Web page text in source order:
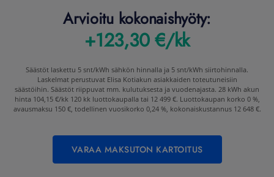
Arvioitu kokonaishyöty:
+123,30 €/kk
Säästöt laskettu 5 snt/kWh sähkön hinnalla ja 5 snt/kWh siirtohinnalla.
Laskelmat perustuvat Elisa Kotiakun asiakkaiden toteutuneisiin
säästöihin. Säästöt riippuvat mm. kulutuksesta ja vuodenajasta. 28 kWh akun
hinta 104,15 €/kk 120 kk luottokaupalla tai 12 499 €. Luottokaupan korko 0 %,
avausmaksu 150 €, todellinen vuosikorko 0,24 %, kokonaiskustannus 12 648 €.
VARAA MAKSUTON KARTOITUS